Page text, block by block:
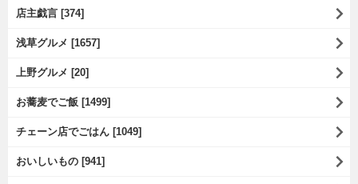
店主戯言 [374]
浅草グルメ [1657]
上野グルメ [20]
お蕎麦でご飯 [1499]
チェーン店でごはん [1049]
おいしいもの [941]